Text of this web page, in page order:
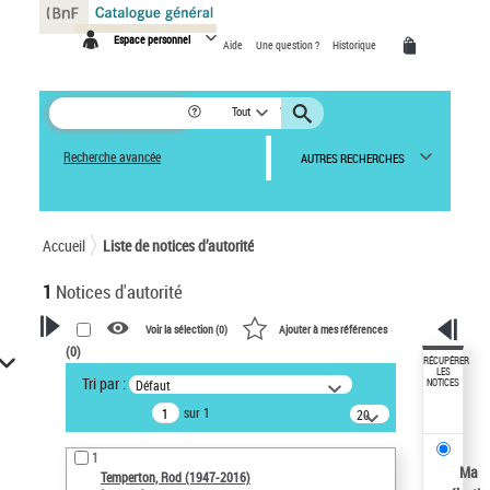
Espace personnel Aide Une question ? Historique
Tout
Recherche avancée AUTRES RECHERCHES
Accueil Liste de notices d’autorité
1 Notices d'autorité
VOTRE RECHERCHE
Recherche avancée dans les
notices d’autorité
Œuvres liées à l'auteur :
Temperton, Rod (1947-2016)
Voir la sélection (0) Ajouter à mes références
(0)
Tri par : Défaut
sur 1
20
résultats/page
1
Temperton, Rod (1947-2016)
RÉCUPÉRER
LES
NOTICES
Ma
Panneau de gestion des cookies